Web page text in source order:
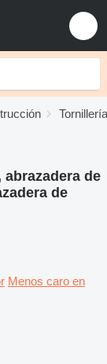
de
de
Menos caro en